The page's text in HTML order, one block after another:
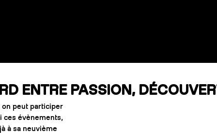
ENTRE PASSION,
on peut participer
ces évènements,
à sa neuvième